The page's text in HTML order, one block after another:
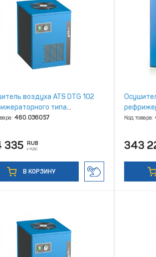
воздуха ATS DTG 102
типа
460.036057
335 RUB
с НДС
В КОРЗИНУ
Код товара:
343